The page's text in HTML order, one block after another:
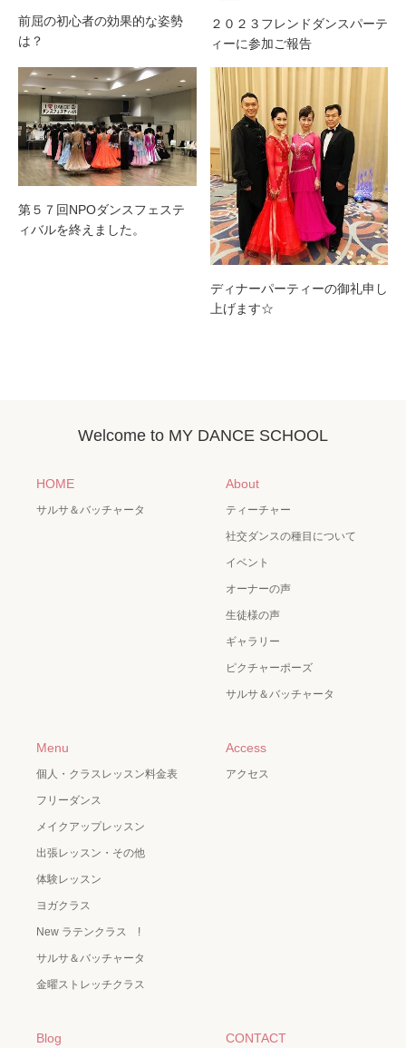
前屈の初心者の効果的な姿勢
は？
２０２３フレンドダンスパーテ
ィーに参加ご報告
第５７回NPOダンスフェステ
ィバルを終えました。
ディナーパーティーの御礼申し
上げます☆
Welcome to MY DANCE SCHOOL
HOME
サルサ＆バッチャータ
About
ティーチャー
社交ダンスの種目について
イベント
オーナーの声
生徒様の声
ギャラリー
ピクチャーポーズ
サルサ＆バッチャータ
Menu
個人・クラスレッスン料金表
フリーダンス
メイクアップレッスン
出張レッスン・その他
体験レッスン
ヨガクラス
New ラテンクラス !
サルサ＆バッチャータ
金曜ストレッチクラス
Access
アクセス
Blog CONTACT